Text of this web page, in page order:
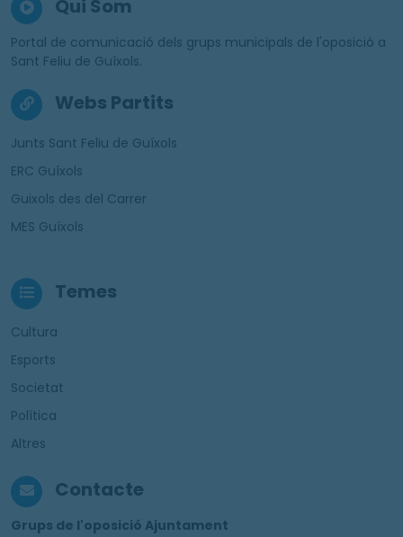
Qui Som
Portal de comunicació dels grups municipals de l'oposició a
Sant Feliu de Guíxols.
Webs Partits
Junts Sant Feliu de Guíxols
ERC Guíxols
Guixols des del Carrer
MES Guíxols
Temes
Cultura
Esports
Societat
Política
Altres
Contacte
Grups de l'oposició Ajuntament